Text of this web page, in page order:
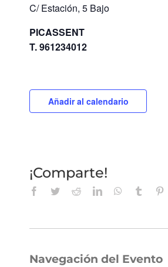
C/ Estación, 5 Bajo
PICASSENT
T. 961234012
Añadir al calendario
¡Comparte!
Facebook
TwitterRedditLinkedInWhatsApp
Tumblr
Navegación del Evento